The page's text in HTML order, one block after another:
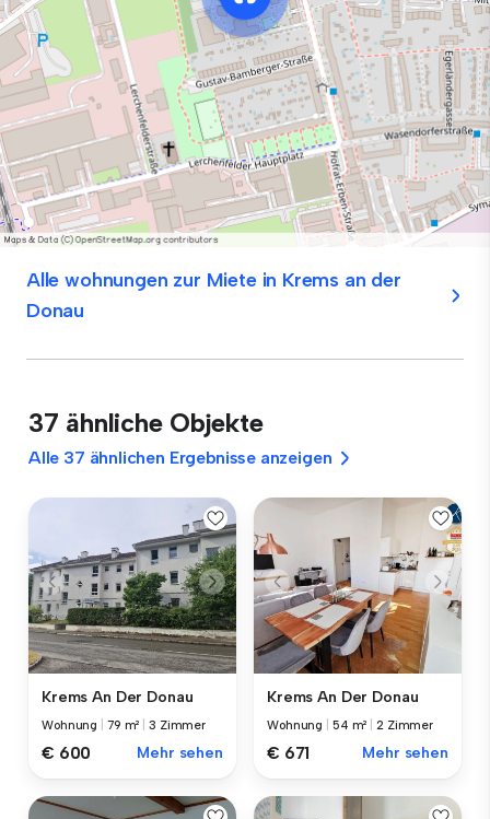
Alle wohnungen zur Miete in Krems an der
Donau
37 ähnliche Objekte
Alle 37 ähnlichen Ergebnisse anzeigen
Krems An Der Donau
Wohnung 79 m² |3 Zimmer
€ 600 Mehr sehen
Krems An Der Donau
Wohnung 54 m² |2 Zimmer
€ 671 Mehr sehen